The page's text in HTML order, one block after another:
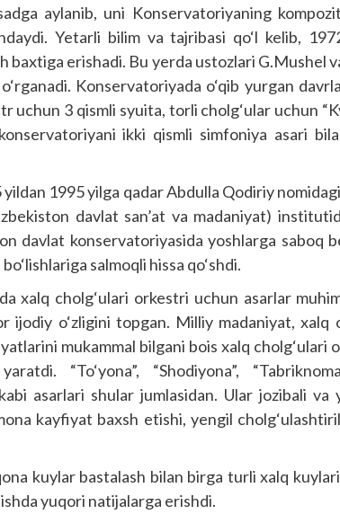
aylanib, uni Konservatoriyaning
Yetarli bilim va tajribasi qo‘l kelib,
baxtiga erishadi. Bu yerda ustozlari G.Mushel
Konservatoriyada o‘qib yurgan
uchun 3 qismli syuita, torli cholg‘ular uchun
ikki qismli simfoniya asari
1995 yilga qadar Abdulla Qodiriy
davlat san’at va madaniyat)
davlat konservatoriyasida yoshlarga saboq
salmoqli hissa qo‘shdi.
xalq cholg‘ulari orkestri uchun asarlar
ijodiy o‘zligini topgan. Milliy madaniyat, xalq
mukammal bilgani bois xalq cholg‘ulari
“To‘yona”, “Shodiyona”,
asarlari shular jumlasidan. Ular jozibali va
kayfiyat baxsh etishi, yengil
kuylar bastalash bilan birga turli xalq
yuqori natijalarga erishdi.